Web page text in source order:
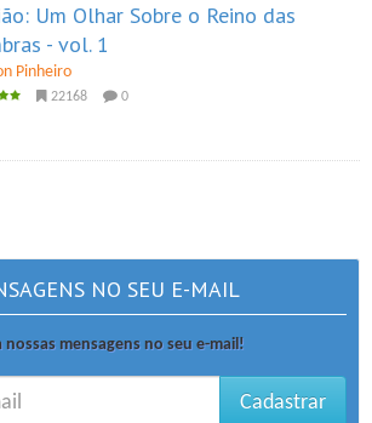
Um Olhar Sobre o Reino das
- vol. 1
Pinheiro
22168 0
NO SEU E-MAIL
nossas mensagens no seu e-mail!
Cadastrar